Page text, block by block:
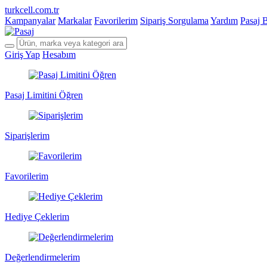
turkcell.com.tr
Kampanyalar Markalar Favorilerim Sipariş Sorgulama Yardım Pasaj
Giriş Yap Hesabım
Pasaj Limitini Öğren
Siparişlerim
Favorilerim
Hediye Çeklerim
Değerlendirmelerim